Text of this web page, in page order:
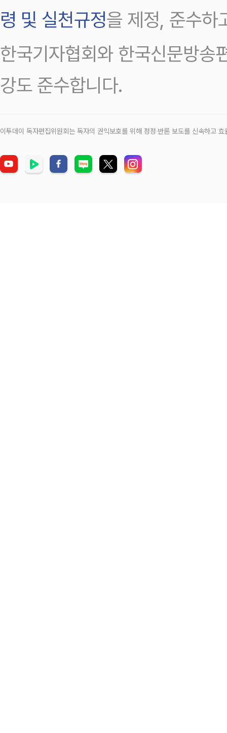
령 및 실천규정을 제정, 준수하
한국기자협회와 한국신문방송
강도 준수합니다.
이투데이 독자편집위원회는 독자의 권익보호를 위해 정정‧반론 보도를 신속하고